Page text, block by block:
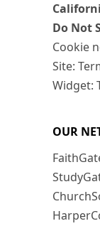
Do Not
Cookie
Site:
Widget:
OUR